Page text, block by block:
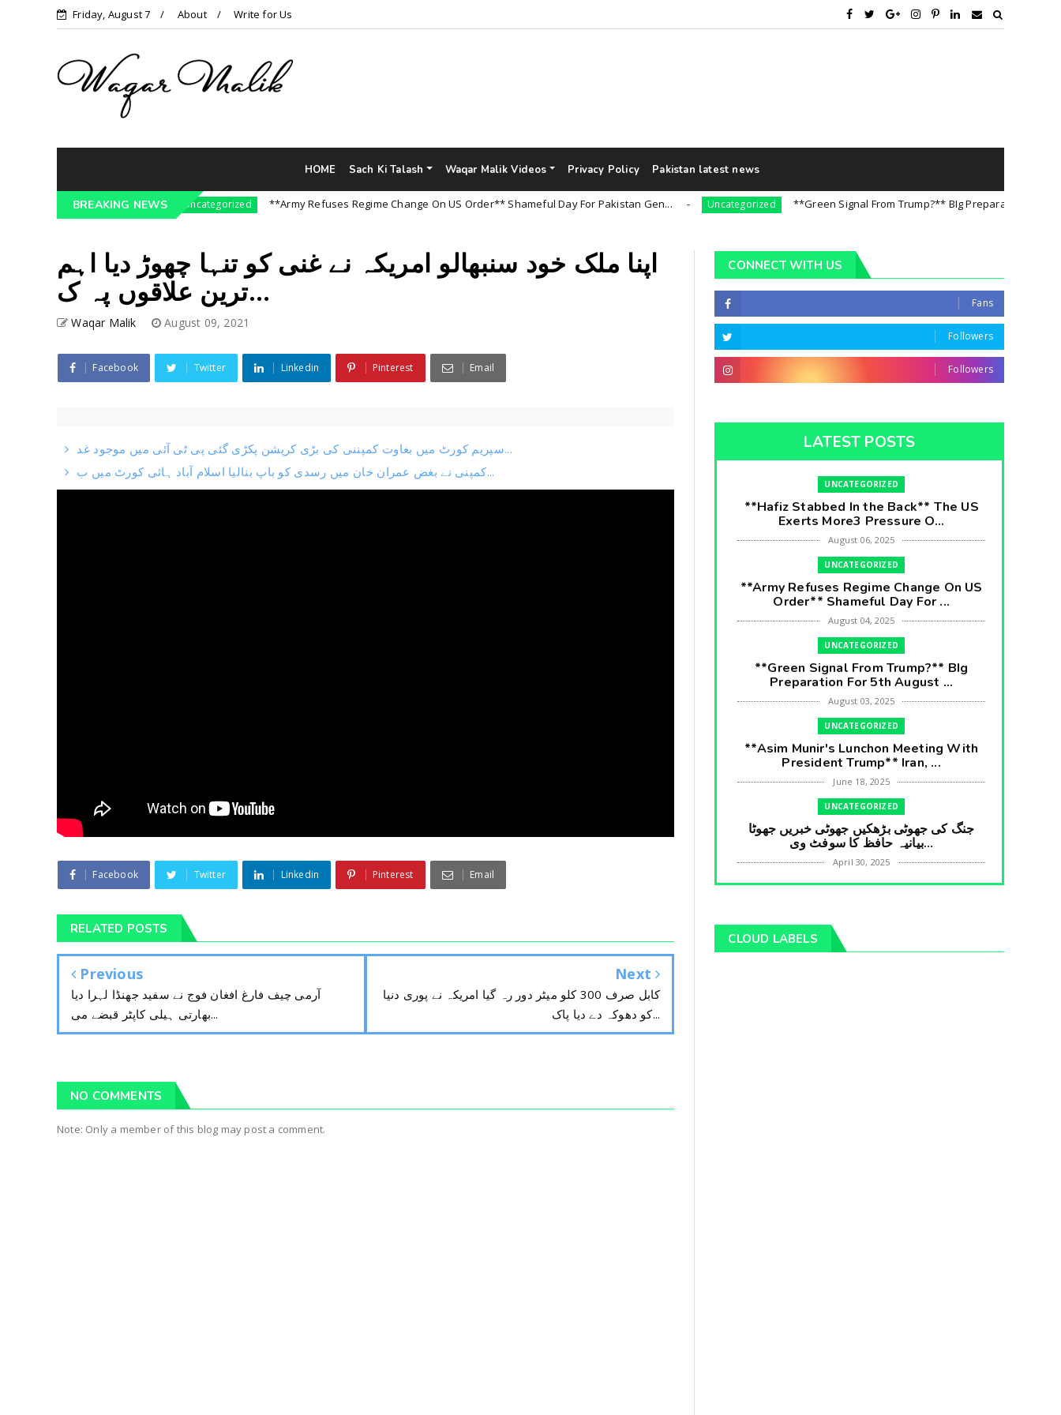
Friday, August 7 About Write for Us
HOME Sach Ki Talash Waqar Malik Videos Privacy Policy Pakistan latest news
BREAKING NEWS
On India || P... Uncategorized **Army Refuses Regime Change On US Order** Shameful Day For Pakistan Gen... Uncategorized **Green Signal From Trump?** BIg Preparation For 5th
اپنا ملک خود سنبھالو امریکہ نے غنی کو تنہا چھوڑ دیا اہم
ترین علاقوں پہ ک...
Waqar Malik August 09, 2021
Facebook Twitter Linkedin Pinterest Email
سپریم کورٹ میں بغاوت کمپننی کی بڑی کرپشن پکڑی گئی پی ٹی آئی میں موجود غد...
کمپنی نے بغض عمران خان میں رسدی کو باپ بنالیا اسلام آباد ہائی کورٹ میں ب...
Facebook Twitter Linkedin Pinterest Email
RELATED POSTS
Previous
آرمی چیف فارغ افغان فوج نے سفید جھنڈا لہرا دیا
بھارتی ہیلی کاپٹر قبضے می...
Next
کابل صرف 300 کلو میٹر دور رہ گیا امریکہ نے پوری دنیا
کو دھوکہ دے دیا پاک...
NO COMMENTS
Note: Only a member of this blog may post a comment.
CONNECT WITH US
Fans
Followers
Followers
LATEST POSTS
UNCATEGORIZED
**Hafiz Stabbed In the Back** The US
Exerts More3 Pressure O...
August 06, 2025
UNCATEGORIZED
**Army Refuses Regime Change On US
Order** Shameful Day For ...
August 04, 2025
UNCATEGORIZED
**Green Signal From Trump?** BIg
Preparation For 5th August ...
August 03, 2025
UNCATEGORIZED
**Asim Munir's Lunchon Meeting With
President Trump** Iran, ...
June 18, 2025
UNCATEGORIZED
جنگ کی جھوٹی بڑھکیں جھوٹی خبریں جھوٹا
بیانیہ حافظ کا سوفٹ وی...
April 30, 2025
UNCATEGORIZED
Munir** Brain Gain For...
April 18, 2025
CLOUD LABELS